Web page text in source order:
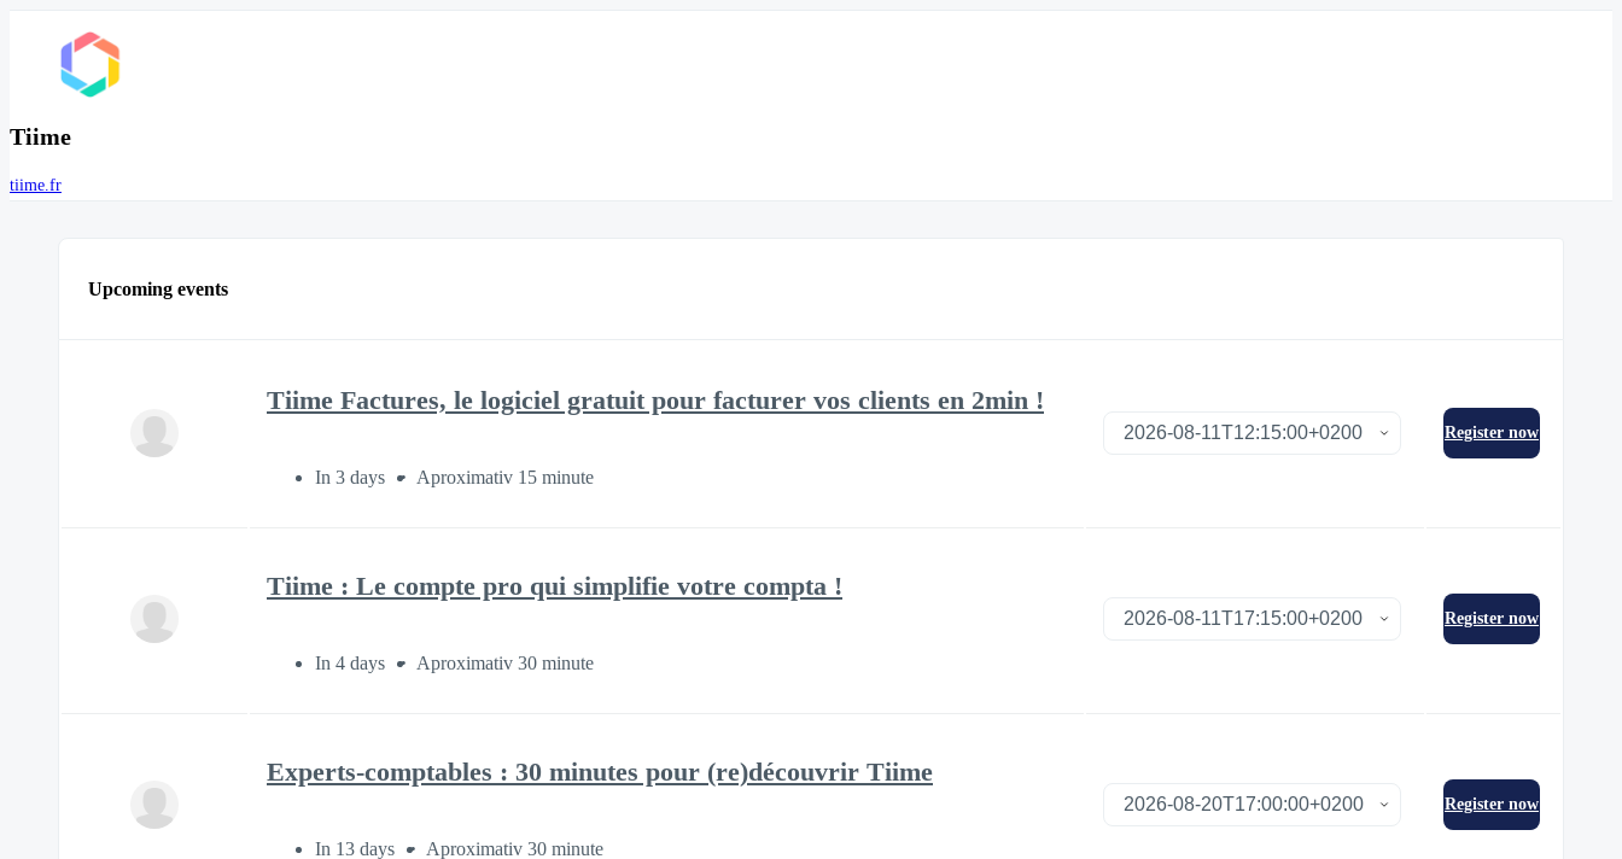
Tiime
tiime.fr
Upcoming events
Tiime Factures, le logiciel gratuit pour facturer vos clients en 2min !
In 3 days Aproximativ 15 minute
Register now
Tiime : Le compte pro qui simplifie votre compta !
In 4 days Aproximativ 30 minute
Register now
Experts-comptables : 30 minutes pour (re)découvrir Tiime
In 13 days Aproximativ 30 minute
Register now